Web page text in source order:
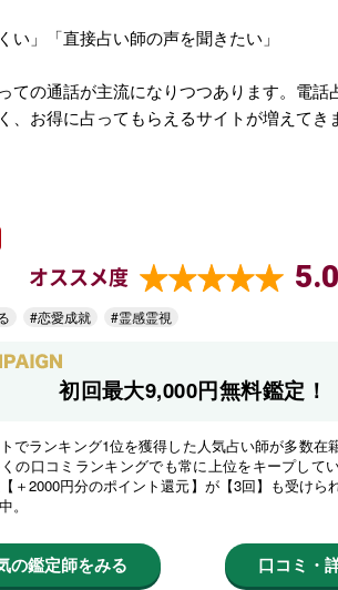
」「直接占い師の声を聞きたい」
の通話が主流になりつつあります。電話
お得に占ってもらえるサイトが増えてき
オススメ度
#恋愛成就 #霊感霊視
初回最大9,000円無料鑑定！
でランキング1位を獲得した人気占い師が多数在
の口コミランキングでも常に上位をキープして
＋2000円分のポイント還元】が【3回】も受けら
。
の鑑定師をみる 口コミ・